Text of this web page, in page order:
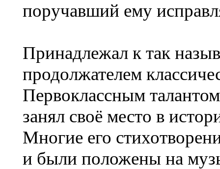
поручавший ему
Принадлежал к так
продолжателем
Первоклассным
занял своё место в
Многие его
и были положены на